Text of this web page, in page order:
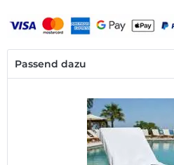
Passend dazu